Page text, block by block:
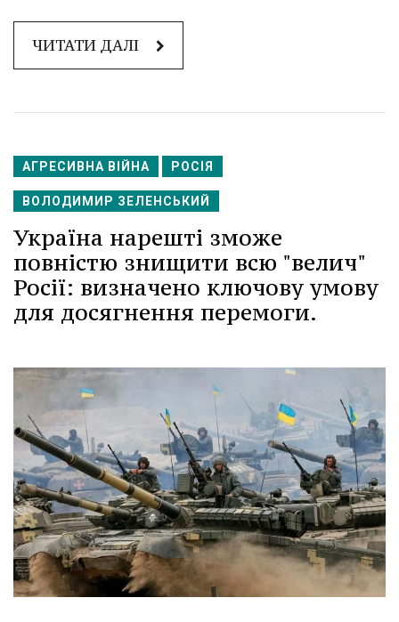
ЧИТАТИ ДАЛІ
АГРЕСИВНА ВІЙНА РОСІЯ
ВОЛОДИМИР ЗЕЛЕНСЬКИЙ
Україна нарешті зможе
повністю знищити всю "велич"
Росії: визначено ключову умову
для досягнення перемоги.